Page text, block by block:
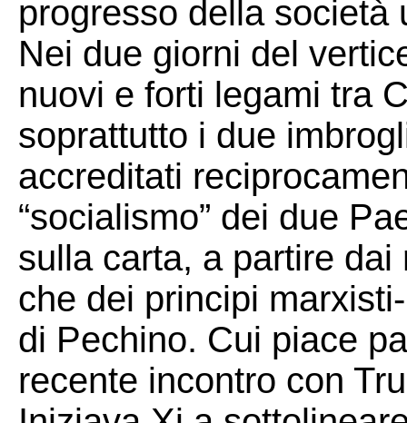
progresso della società
Nei due giorni del
nuovi e forti legami tra
soprattutto i due
accreditati
“socialismo” dei due
sulla carta, a partire
che dei principi
di Pechino. Cui piace
recente incontro con